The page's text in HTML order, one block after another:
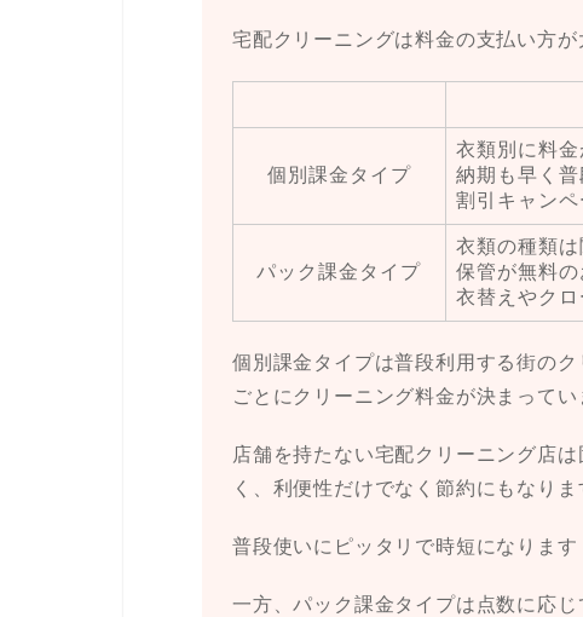
宅配クリーニングは料金の支払い方
個別課金タイプ
衣類別に料金
納期も早く普
割引キャン
パック課金タイプ
衣類の種類
保管が無料
衣替えやク
個別課金タイプは普段利用する街の
ごとにクリーニング料金が決まってい
店舗を持たない宅配クリーニング店
く、利便性だけでなく節約にもなりま
普段使いにピッタリで時短になります
一方、パック課金タイプは点数に応